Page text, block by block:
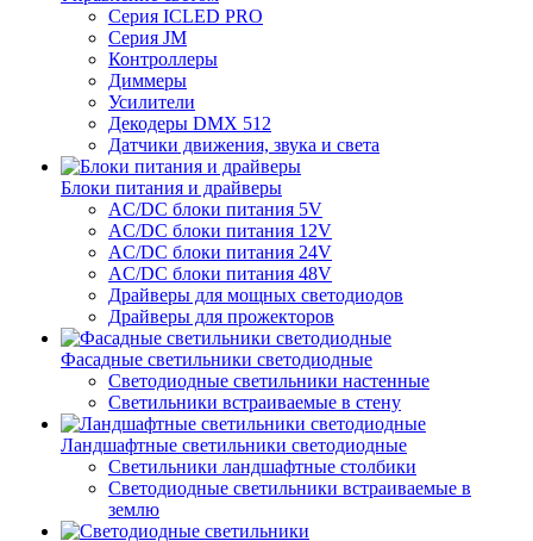
Серия ICLED PRO
Серия JM
Контроллеры
Диммеры
Усилители
Декодеры DMX 512
Датчики движения, звука и света
Блоки питания и драйверы
AC/DC блоки питания 5V
AC/DC блоки питания 12V
AC/DC блоки питания 24V
AC/DC блоки питания 48V
Драйверы для мощных светодиодов
Драйверы для прожекторов
Фасадные светильники светодиодные
Светодиодные светильники настенные
Светильники встраиваемые в стену
Ландшафтные светильники светодиодные
Светильники ландшафтные столбики
Светодиодные светильники встраиваемые в
землю